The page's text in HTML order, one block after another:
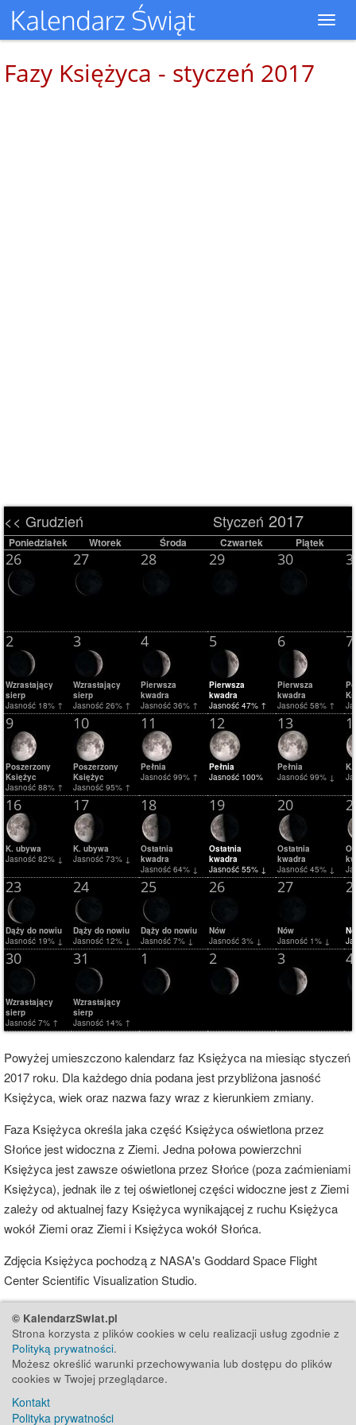
Fazy Księżyca - styczeń 2017
<< Grudzień Styczeń 2017
Poniedziałek Wtorek Środa Czwartek Piątek
26 27 28 29 30
2
Wzrastający
sierp
Jasność 18% ↑
3
Wzrastający
sierp
Jasność 26% ↑
4
Pierwsza
kwadra
Jasność 36% ↑
5
Pierwsza
kwadra
Jasność 47% ↑
6
Pierwsza
kwadra
Jasność 58% ↑
7
9
Poszerzony
Księżyc
Jasność 88% ↑
10
Poszerzony
Księżyc
Jasność 95% ↑
11
Pełnia
Jasność 99% ↑
12
Pełnia
Jasność 100%
13
Pełnia
Jasność 99% ↓
K.
16
K. ubywa
Jasność 82% ↓
17
K. ubywa
Jasność 73% ↓
18
Ostatnia
kwadra
Jasność 64% ↓
19
Ostatnia
kwadra
Jasność 55% ↓
20
Ostatnia
kwadra
Jasność 45% ↓
23
Dąży do nowiu
Jasność 19% ↓
24
Dąży do nowiu
Jasność 12% ↓
25
Dąży do nowiu
Jasność 7% ↓
26
Nów
Jasność 3% ↓
27
Nów
Jasność 1% ↓
30
Wzrastający
sierp
Jasność 7% ↑
31
Wzrastający
sierp
Jasność 14% ↑
1 2 3 4
Powyżej umieszczono kalendarz faz Księżyca na miesiąc styczeń
2017 roku. Dla każdego dnia podana jest przybliżona jasność
Księżyca, wiek oraz nazwa fazy wraz z kierunkiem zmiany.
Faza Księżyca określa jaka część Księżyca oświetlona przez
Słońce jest widoczna z Ziemi. Jedna połowa powierzchni
Księżyca jest zawsze oświetlona przez Słońce (poza zaćmieniami
Księżyca), jednak ile z tej oświetlonej części widoczne jest z Ziemi
zależy od aktualnej fazy Księżyca wynikającej z ruchu Księżyca
wokół Ziemi oraz Ziemi i Księżyca wokół Słońca.
Zdjęcia Księżyca pochodzą z NASA's Goddard Space Flight
Center Scientific Visualization Studio.
© KalendarzSwiat.pl
Strona korzysta z plików cookies w celu realizacji usług zgodnie z
Polityką prywatności.
Możesz określić warunki przechowywania lub dostępu do plików
cookies w Twojej przeglądarce.
Kontakt
Polityka prywatności